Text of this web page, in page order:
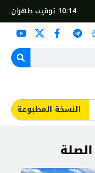
10:14 توقيت طهران
​النسخة المطبوعة
الصلة